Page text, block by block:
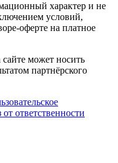
характер и не
условий,
оферте на платное
может носить
партнёрского
от ответственности